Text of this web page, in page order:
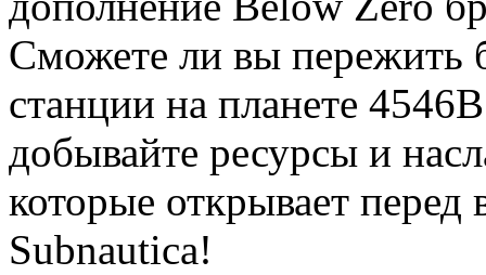
Сможете ли вы пережить
станции на планете
добывайте ресурсы и
которые открывает перед
Subnautica!